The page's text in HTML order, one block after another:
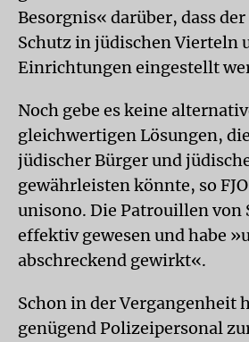
Besorgnis« darüber, dass
Schutz in jüdischen Vierteln
Einrichtungen eingestellt
Noch gebe es keine
gleichwertigen Lösungen,
jüdischer Bürger und
gewährleisten könnte, so FJO
unisono. Die Patrouillen von
effektiv gewesen und habe
abschreckend gewirkt«.
Schon in der Vergangenheit
genügend Polizeipersonal